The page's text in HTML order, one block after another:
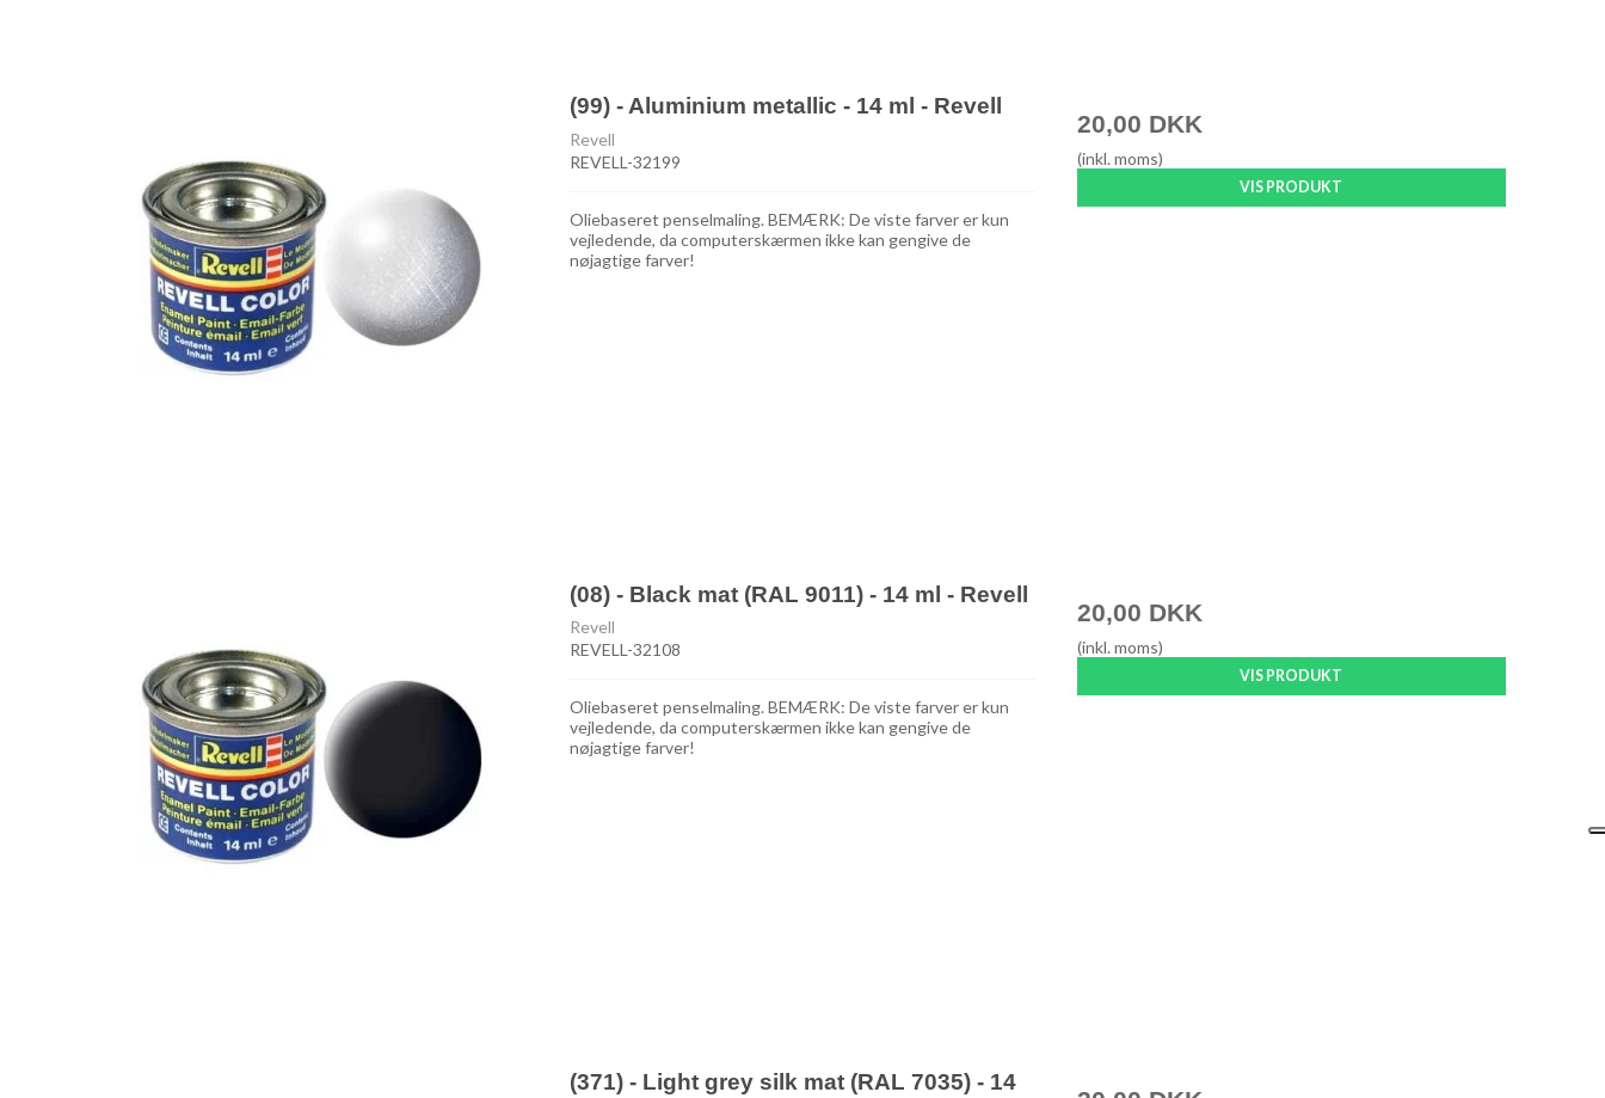
(99) - Aluminium metallic - 14 ml - Revell
Revell
REVELL-32199
Oliebaseret penselmaling. BEMÆRK: De viste farver er kun
vejledende, da computerskærmen ikke kan gengive de
nøjagtige farver!
20,00 DKK
(inkl. moms)
VIS PRODUKT
(08) - Black mat (RAL 9011) - 14 ml - Revell
Revell
REVELL-32108
Oliebaseret penselmaling. BEMÆRK: De viste farver er kun
vejledende, da computerskærmen ikke kan gengive de
nøjagtige farver!
20,00 DKK
(inkl. moms)
VIS PRODUKT
(371) - Light grey silk mat (RAL 7035) - 14